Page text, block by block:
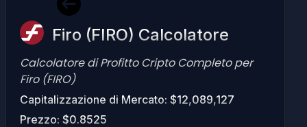
Firo (FIRO) Calcolatore
Calcolatore di Profitto Cripto Completo per
Firo (FIRO)
Capitalizzazione di Mercato: $12,089,127
Prezzo: $0.8525